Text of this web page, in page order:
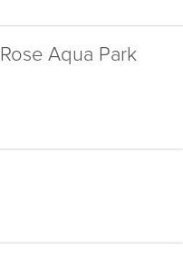
Rose Aqua Park